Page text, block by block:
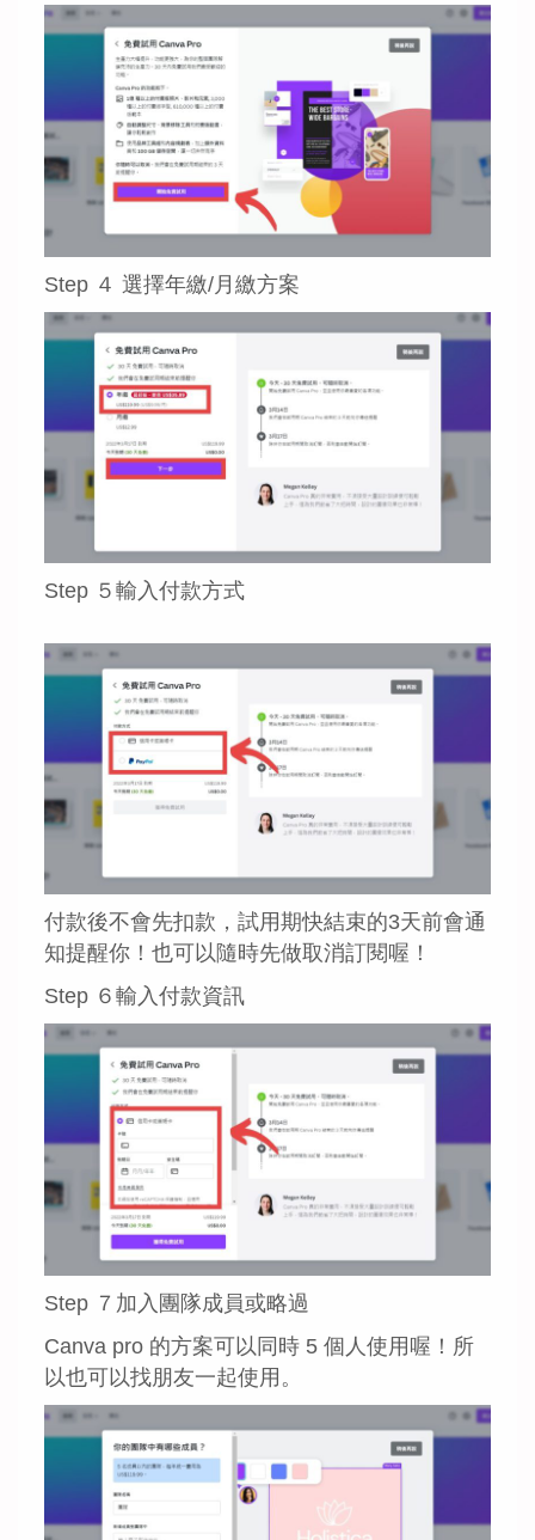
Step ４ 選擇年繳/月繳方案
Step ５輸入付款方式
付款後不會先扣款，試用期快結束的3天前會通
知提醒你！也可以隨時先做取消訂閱喔！
Step ６輸入付款資訊
Step ７加入團隊成員或略過
Canva pro 的方案可以同時 5 個人使用喔！所
以也可以找朋友一起使用。